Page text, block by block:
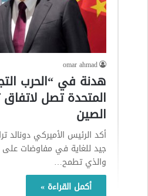
omar ahmad
هدنة في “الحرب
المتحدة تصل
الصين
أكد الرئيس الأميركي دونالد
جيد للغاية في مفاوضات على
والذي تطمح…
أكمل القراءة »